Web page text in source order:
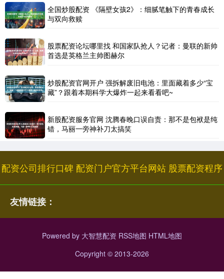
全国炒股配资 《隔壁女孩2》：细腻笔触下的青春成长
与双向救赎
股票配资论坛哪里找 和国家队抢人？记者：曼联的新帅
首选是英格兰主帅图赫尔
炒股配资官网开户 强拆解废旧电池：里面藏着多少“宝
藏”？跟着本期科学大爆炸一起来看看吧~
新股配资服务官网 沈腾春晚口误自责：那不是包袱是纯
错，马丽一旁神补刀太搞笑
配资公司排行口碑 配资门户官方平台网站 股票配资程序
友情链接：
Powered by 大智慧配资 RSS地图 HTML地图
Copyright © 2013-2026